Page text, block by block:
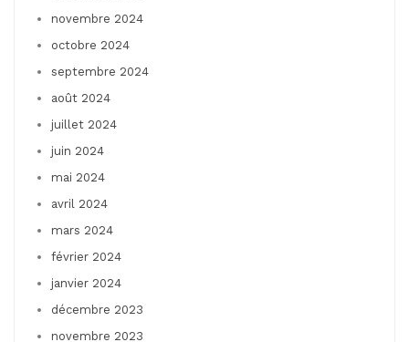
novembre 2024
octobre 2024
septembre 2024
août 2024
juillet 2024
juin 2024
mai 2024
avril 2024
mars 2024
février 2024
janvier 2024
décembre 2023
novembre 2023